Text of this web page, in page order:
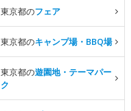
東京都のフェア
東京都のキャンプ場・BBQ場
東京都の遊園地・テーマパー
ク